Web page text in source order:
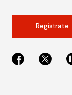
Regístrate